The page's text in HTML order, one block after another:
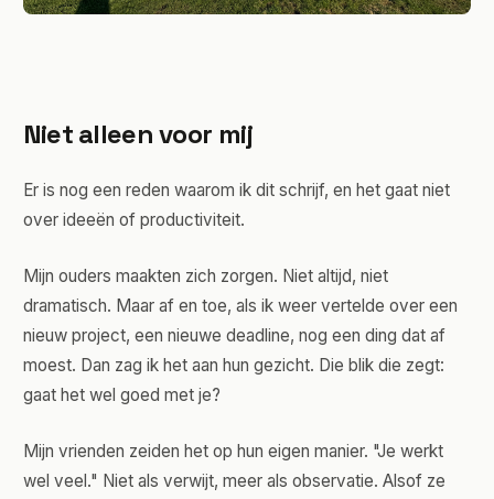
Niet alleen voor mij
Er is nog een reden waarom ik dit schrijf, en het gaat niet
over ideeën of productiviteit.
Mijn ouders maakten zich zorgen. Niet altijd, niet
dramatisch. Maar af en toe, als ik weer vertelde over een
nieuw project, een nieuwe deadline, nog een ding dat af
moest. Dan zag ik het aan hun gezicht. Die blik die zegt:
gaat het wel goed met je?
Mijn vrienden zeiden het op hun eigen manier. "Je werkt
wel veel." Niet als verwijt, meer als observatie. Alsof ze